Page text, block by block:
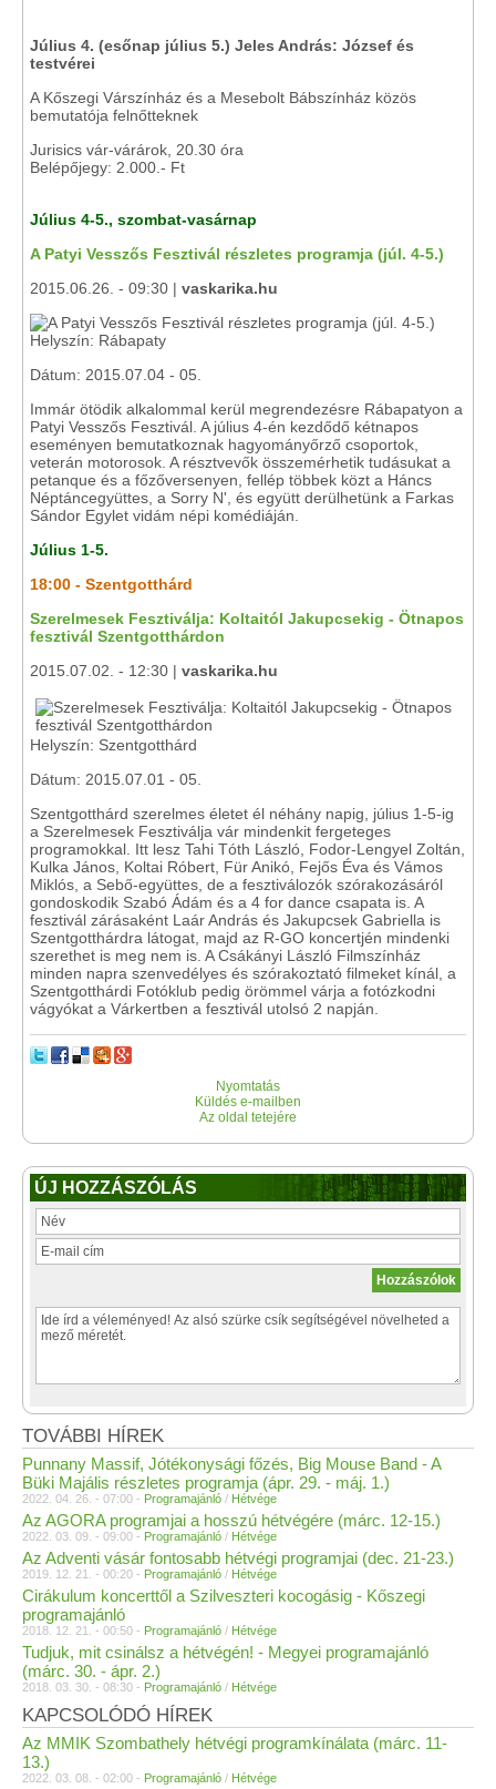
Július 4. (esőnap július 5.) Jeles András: József és
testvérei
A Kőszegi Várszínház és a Mesebolt Bábszínház közös
bemutatója felnőtteknek
Jurisics vár-várárok, 20.30 óra
Belépőjegy: 2.000.- Ft
Július 4-5., szombat-vasárnap
A Patyi Vesszős Fesztivál részletes programja (júl. 4-5.)
2015.06.26. - 09:30 | vaskarika.hu
Helyszín: Rábapaty
Dátum: 2015.07.04 - 05.
Immár ötödik alkalommal kerül megrendezésre Rábapatyon a
Patyi Vesszős Fesztivál. A július 4-én kezdődő kétnapos
eseményen bemutatkoznak hagyományőrző csoportok,
veterán motorosok. A résztvevők összemérhetik tudásukat a
petanque és a főzőversenyen, fellép többek közt a Háncs
Néptáncegyüttes, a Sorry N', és együtt derülhetünk a Farkas
Sándor Egylet vidám népi komédiáján.
Július 1-5.
18:00 - Szentgotthárd
Szerelmesek Fesztiválja: Koltaitól Jakupcsekig - Ötnapos
fesztivál Szentgotthárdon
2015.07.02. - 12:30 | vaskarika.hu
Helyszín: Szentgotthárd
Dátum: 2015.07.01 - 05.
Szentgotthárd szerelmes életet él néhány napig, július 1-5-ig
a Szerelmesek Fesztiválja vár mindenkit fergeteges
programokkal. Itt lesz Tahi Tóth László, Fodor-Lengyel Zoltán,
Kulka János, Koltai Róbert, Für Anikó, Fejős Éva és Vámos
Miklós, a Sebő-együttes, de a fesztiválozók szórakozásáról
gondoskodik Szabó Ádám és a 4 for dance csapata is. A
fesztivál zárásaként Laár András és Jakupcsek Gabriella is
Szentgotthárdra látogat, majd az R-GO koncertjén mindenki
szerethet is meg nem is. A Csákányi László Filmszínház
minden napra szenvedélyes és szórakoztató filmeket kínál, a
Szentgotthárdi Fotóklub pedig örömmel várja a fotózkodni
vágyókat a Várkertben a fesztivál utolsó 2 napján.
Nyomtatás
Küldés e-mailben
Az oldal tetejére
ÚJ HOZZÁSZÓLÁS
TOVÁBBI HÍREK
Punnany Massif, Jótékonysági főzés, Big Mouse Band - A
Büki Majális részletes programja (ápr. 29. - máj. 1.)
2022. 04. 26. - 07:00 - Programajánló / Hétvége
Az AGORA programjai a hosszú hétvégére (márc. 12-15.)
2022. 03. 09. - 09:00 - Programajánló / Hétvége
Az Adventi vásár fontosabb hétvégi programjai (dec. 21-23.)
2019. 12. 21. - 00:20 - Programajánló / Hétvége
Cirákulum koncerttől a Szilveszteri kocogásig - Kőszegi
programajánló
2018. 12. 21. - 00:50 - Programajánló / Hétvége
Tudjuk, mit csinálsz a hétvégén! - Megyei programajánló
(márc. 30. - ápr. 2.)
2018. 03. 30. - 08:30 - Programajánló / Hétvége
KAPCSOLÓDÓ HÍREK
Az MMIK Szombathely hétvégi programkínálata (márc. 11-
13.)
2022. 03. 08. - 02:00 - Programajánló / Hétvége